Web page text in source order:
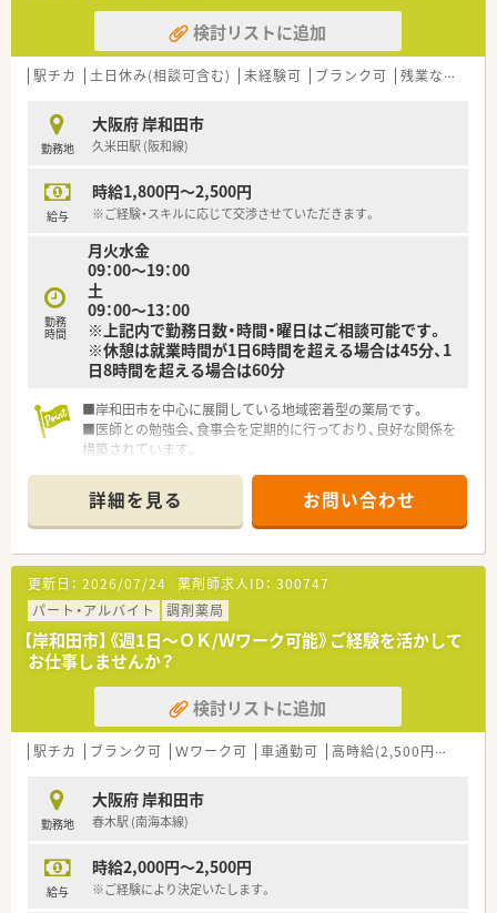
検討リストに追加
駅チカ 土日休み(相談可含む) 未経験可 ブランク可 残業なし(ほぼなし含む)
勤務地
大阪府 岸和田市
久米田駅 (阪和線)
給与
時給1,800円～2,500円
※ご経験・スキルに応じて交渉させていただきます。
勤務
時間
月火水金
09：00～19：00
土
09：00～13：00
※上記内で勤務日数・時間・曜日はご相談可能です。
※休憩は就業時間が1日6時間を超える場合は45分、1
日8時間を超える場合は60分
■岸和田市を中心に展開している地域密着型の薬局です。
■医師との勉強会、食事会を定期的に行っており、良好な関係を
構築されています。
だけます。
■独立開業支援も行っていらっしゃいます。
詳細を見る お問い合わせ
更新日： 2026/07/24 薬剤師求人ID： 300747
パート・アルバイト
調剤薬局
【岸和田市】《週1日～ＯＫ/Ｗワーク可能》ご経験を活かして
お仕事しませんか？
検討リストに追加
駅チカ ブランク可 Ｗワーク可 車通勤可 高時給(2,500円以上)
勤務地
大阪府 岸和田市
春木駅 (南海本線)
給与
時給2,000円～2,500円
※ご経験により決定いたします。